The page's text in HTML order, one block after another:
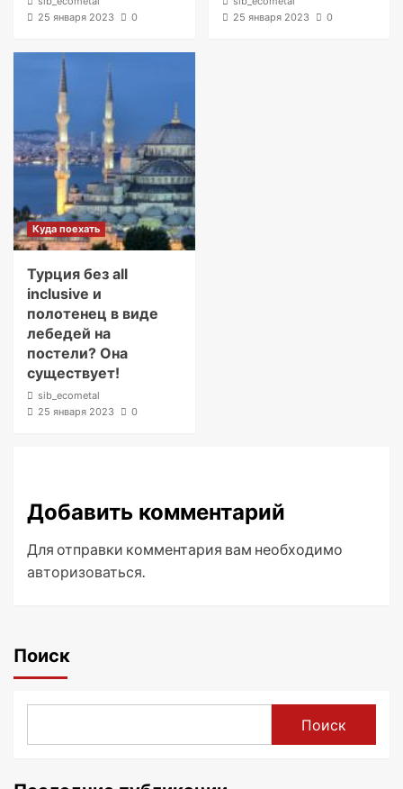
25 января 2023
0
25 января 2023
0
Куда поехать
Турция без all
inclusive и
полотенец в виде
лебедей на
постели? Она
существует!
sib_ecometal
25 января 2023
0
Добавить комментарий
Для отправки комментария вам необходимо
авторизоваться.
Поиск
Поиск